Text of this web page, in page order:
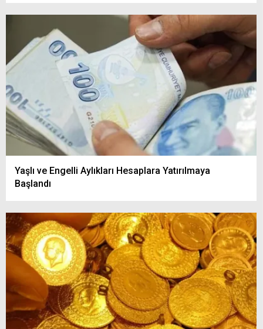
Yaşlı ve Engelli Aylıkları Hesaplara Yatırılmaya
Başlandı